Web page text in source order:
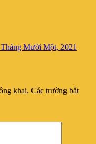
Mười Một, 2021
khai. Các trường bắt